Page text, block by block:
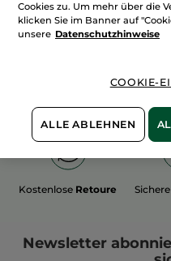
Mehr
Kostenlose Retoure Sichere
Newsletter
Cookies zu. Um mehr über die
klicken Sie im Banner auf
unsere Datenschutzhinweise
COOKIE-
ALLE ABLEHNEN